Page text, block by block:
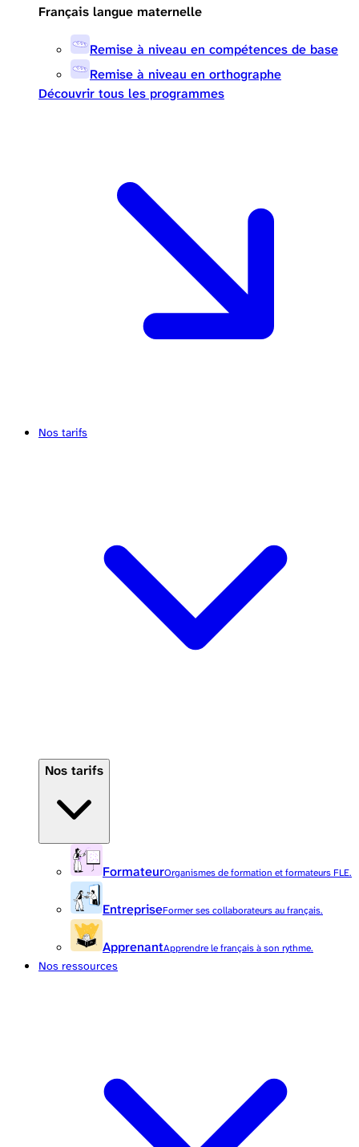
Français langue maternelle
Remise à niveau en compétences de base
Remise à niveau en orthographe
Découvrir tous les programmes
Nos tarifs
Nos tarifs
FormateurOrganismes de formation et formateurs FLE.
EntrepriseFormer ses collaborateurs au français.
ApprenantApprendre le français à son rythme.
Nos ressources